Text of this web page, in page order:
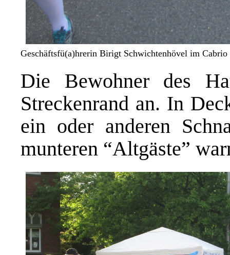
Geschäftsfü(a)hrerin Birigt Schwichtenhövel im Cabrio
Die Bewohner des
Streckenrand an. In
ein oder anderen
munteren “Altgäste”